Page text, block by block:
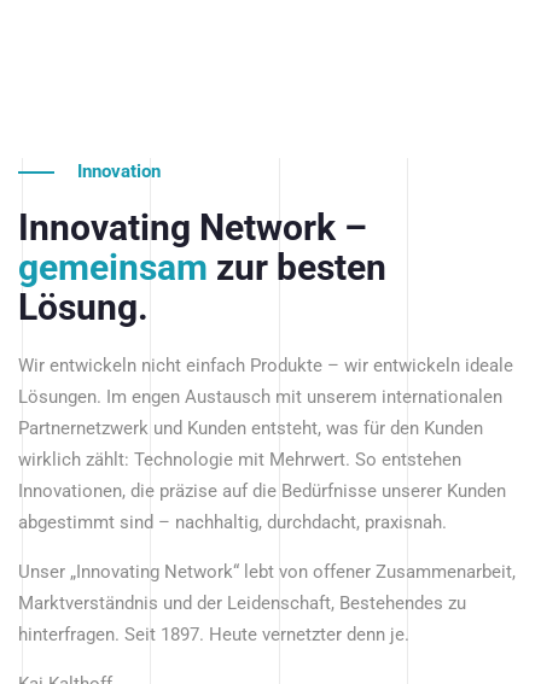
Innovation
Innovating Network –
gemeinsam zur besten
Lösung.
Wir entwickeln nicht einfach Produkte – wir entwickeln ideale
Lösungen. Im engen Austausch mit unserem internationalen
Partnernetzwerk und Kunden entsteht, was für den Kunden
wirklich zählt: Technologie mit Mehrwert. So entstehen
Innovationen, die präzise auf die Bedürfnisse unserer Kunden
abgestimmt sind – nachhaltig, durchdacht, praxisnah.
Unser „Innovating Network“ lebt von offener Zusammenarbeit,
Marktverständnis und der Leidenschaft, Bestehendes zu
hinterfragen. Seit 1897. Heute vernetzter denn je.